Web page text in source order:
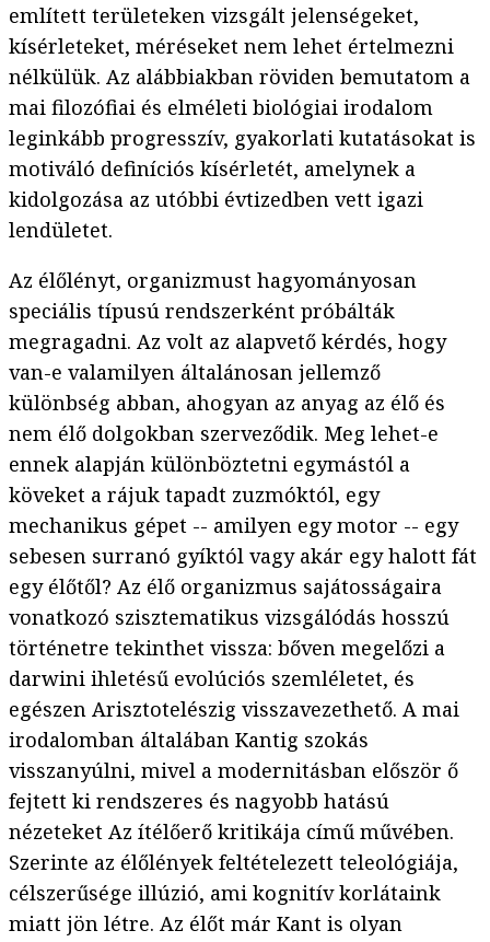
említett területeken vizsgált jelenségeket,
kísérleteket, méréseket nem lehet értelmezni
nélkülük. Az alábbiakban röviden bemutatom a
mai filozófiai és elméleti biológiai irodalom
leginkább progresszív, gyakorlati kutatásokat is
motiváló definíciós kísérletét, amelynek a
kidolgozása az utóbbi évtizedben vett igazi
lendületet.
Az élőlényt, organizmust hagyományosan
speciális típusú rendszerként próbálták
megragadni. Az volt az alapvető kérdés, hogy
van-e valamilyen általánosan jellemző
különbség abban, ahogyan az anyag az élő és
nem élő dolgokban szerveződik. Meg lehet-e
ennek alapján különböztetni egymástól a
köveket a rájuk tapadt zuzmóktól, egy
mechanikus gépet -- amilyen egy motor -- egy
sebesen surranó gyíktól vagy akár egy halott fát
egy élőtől? Az élő organizmus sajátosságaira
vonatkozó szisztematikus vizsgálódás hosszú
történetre tekinthet vissza: bőven megelőzi a
darwini ihletésű evolúciós szemléletet, és
egészen Arisztotelészig visszavezethető. A mai
irodalomban általában Kantig szokás
visszanyúlni, mivel a modernitásban először ő
fejtett ki rendszeres és nagyobb hatású
nézeteket Az ítélőerő kritikája című művében.
Szerinte az élőlények feltételezett teleológiája,
célszerűsége illúzió, ami kognitív korlátaink
miatt jön létre. Az élőt már Kant is olyan